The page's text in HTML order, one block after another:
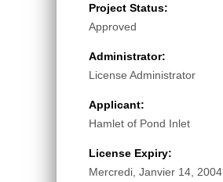
Project Status:
Approved
Administrator:
License Administrator
Applicant:
Hamlet of Pond Inlet
License Expiry:
Mercredi, Janvier 14, 2004